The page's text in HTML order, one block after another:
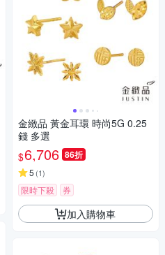
金緻品 黃金耳環 時尚5G 0.25
錢 多選
$6,706 86折
5 (1)
限時下殺 券
加入購物車